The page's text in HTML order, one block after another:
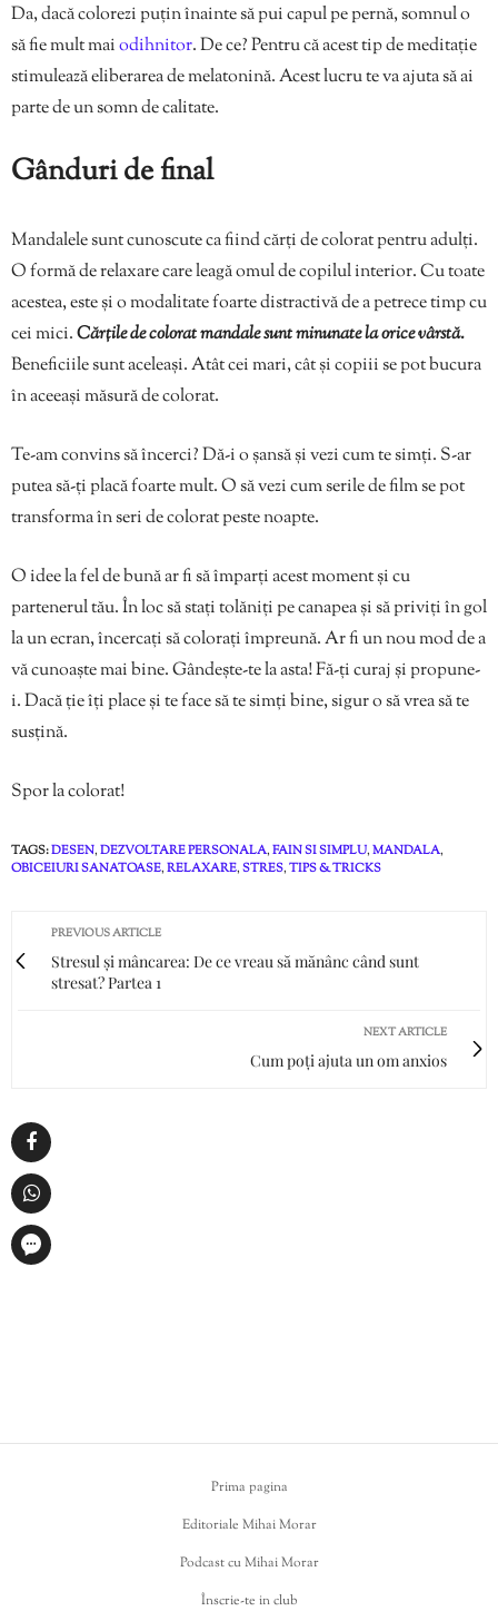
Da, dacă colorezi puțin înainte să pui capul pe pernă, somnul o
să fie mult maiodihnitor. De ce? Pentru că acest tip de meditație
stimulează eliberarea de melatonină. Acest lucru te va ajuta să ai
parte de un somn de calitate.
Gânduri de final
Mandalele sunt cunoscute ca fiind cărți de colorat pentru adulți.
O formă de relaxare care leagă omul de copilul interior. Cu toate
acestea, este și o modalitate foarte distractivă de a petrece timp cu
cei mici.Cărțile de colorat mandale sunt minunate la orice vârstă.
Beneficiile sunt aceleași. Atât cei mari, cât și copiii se pot bucura
în aceeași măsură de colorat.
Te-am convins să încerci? Dă-i o șansă și vezi cum te simți. S-ar
putea să-ți placă foarte mult. O să vezi cum serile de film se pot
transforma în seri de colorat peste noapte.
O idee la fel de bună ar fi să împarți acest moment și cu
partenerul tău. În loc să stați tolăniți pe canapea și să priviți în gol
la un ecran, încercați să colorați împreună. Ar fi un nou mod de a
vă cunoaște mai bine. Gândește-te la asta! Fă-ți curaj și propune-
i. Dacă ție îți place și te face să te simți bine, sigur o să vrea să te
susțină.
Spor la colorat!
TAGS:DESEN,DEZVOLTARE PERSONALA,FAIN SI SIMPLU,MANDALA,
OBICEIURI SANATOASE,RELAXARE,STRES,TIPS & TRICKS
PREVIOUS ARTICLE
Stresul și mâncarea: De ce vreau să mănânc când sunt
stresat? Partea 1
NEXT ARTICLE
Cum poți ajuta un om anxios
Prima pagina
Editoriale Mihai Morar
Podcast cu Mihai Morar
Înscrie-te in club